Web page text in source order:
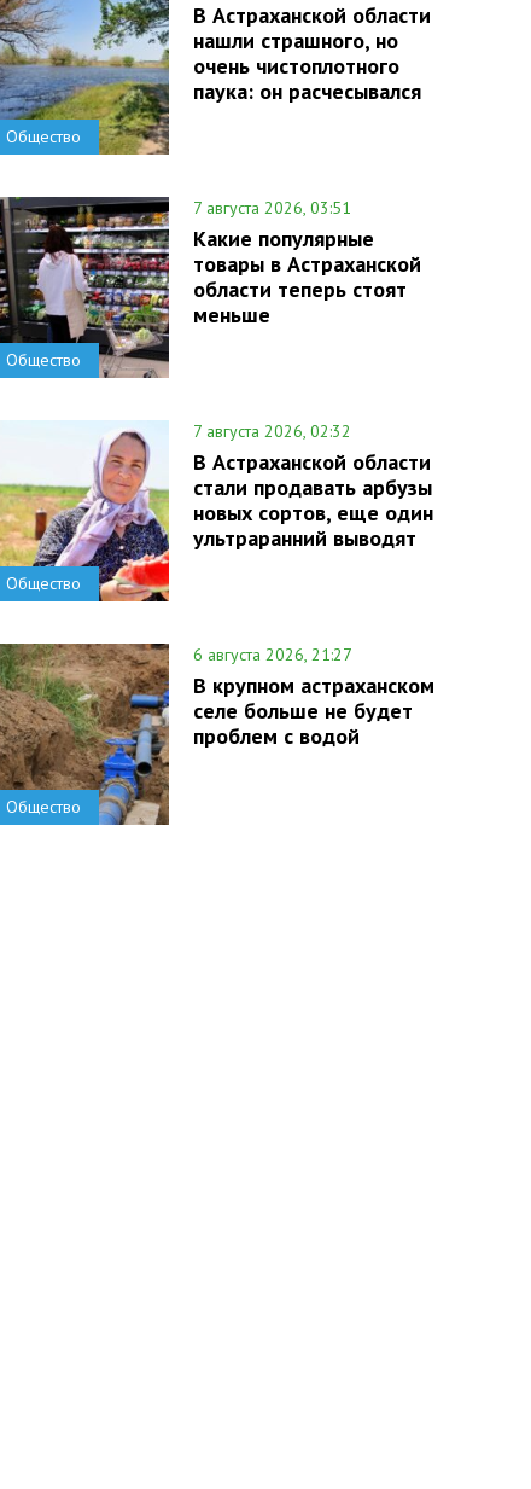
Общество
В Астраханской области
нашли страшного, но
очень чистоплотного
паука: он расчесывался
Общество
7 августа 2026, 03:51
Какие популярные
товары в Астраханской
области теперь стоят
меньше
Общество
7 августа 2026, 02:32
В Астраханской области
стали продавать арбузы
новых сортов, еще один
ультраранний выводят
Общество
6 августа 2026, 21:27
В крупном астраханском
селе больше не будет
проблем с водой